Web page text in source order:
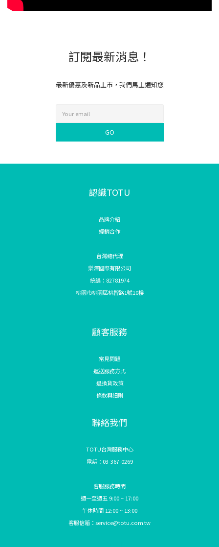
訂閱最新消息！
最新優惠及新品上市，我們馬上通知您
GO
認識TOTU
品牌介紹
經銷合作
台灣總代理
樂澤國際有限公司
統編：82781974
桃園市桃園區桃智路1號10樓
顧客服務
常見問題
運送服務方式
退換貨政策
條款與細則
聯絡我們
TOTU台灣服務中心
電話：03-367-0269
客服服務時間
週一至週五 9:00 ~ 17:00
午休時間 12:00 ~ 13:00
客服信箱：service@totu.com.tw